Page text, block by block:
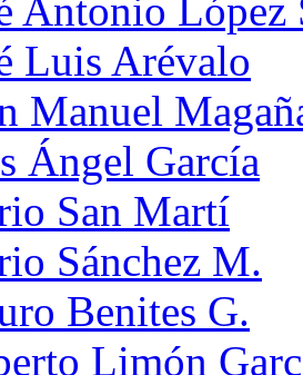
Antonio López
Luis Arévalo
Manuel
Ángel García
San Martí
Sánchez M.
Benites G.
Limón